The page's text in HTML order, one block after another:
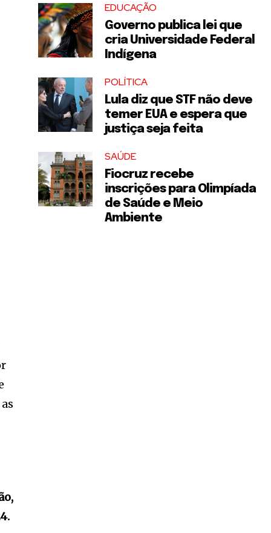
EDUCAÇÃO
Governo publica lei que
cria Universidade Federal
Indígena
POLÍTICA
Lula diz que STF não deve
temer EUA e espera que
justiça seja feita
SAÚDE
Fiocruz recebe
inscrições para Olimpíada
de Saúde e Meio
Ambiente